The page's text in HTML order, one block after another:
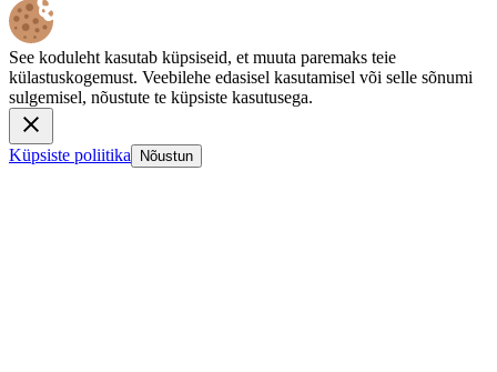
See koduleht kasutab küpsiseid, et muuta paremaks teie
külastuskogemust. Veebilehe edasisel kasutamisel või selle sõnumi
sulgemisel, nõustute te küpsiste kasutusega.
Küpsiste poliitika Nõustun